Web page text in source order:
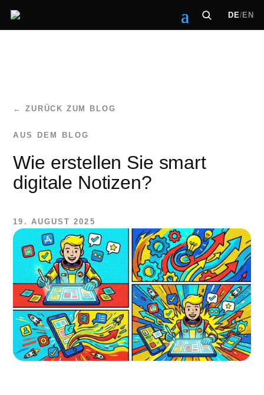
DE/EN
← ZURÜCK ZUM BLOG
Wie erstellen Sie smart
digitale Notizen?
19. AUGUST 2025